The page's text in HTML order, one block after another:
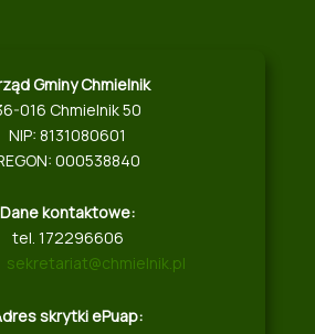
Gminy Chmielnik
016 Chmielnik 50
NIP: 8131080601
000538840
Dane kontaktowe:
tel. 172296606
sekretariat@chmielnik.pl
skrytki ePuap: